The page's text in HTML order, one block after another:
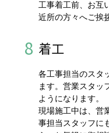
工事着工前、お互
近所の方々へご挨
8 着工
各工事担当のスタ
ます。営業スタッ
ようになります。
現場施工中は、営
事担当スタッフに